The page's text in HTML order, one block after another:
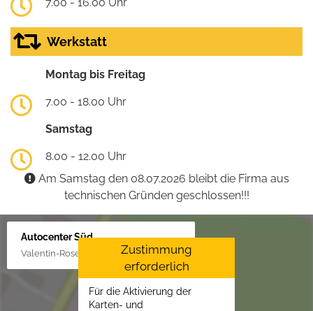
Werkstatt
Montag bis Freitag
7.00 - 18.00 Uhr
Samstag
8.00 - 12.00 Uhr
Am Samstag den 08.07.2026 bleibt die Firma aus
technischen Gründen geschlossen!!!
Autocenter Süd
Valentin-Rose-Str. 3, 16816 Neuruppin
Zustimmung
erforderlich
Für die Aktivierung der
Karten- und